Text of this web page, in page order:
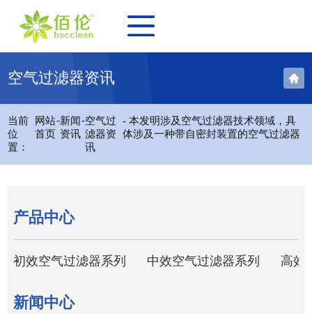
空气过滤器资讯
当前
位
置：
网站
首页
-新闻
资讯
-空气过
滤器资
讯
- 本发明涉及空气过滤器技术领域，具
体涉及一种带自密封装置的空气过滤器
产品中心
初效空气过滤器系列 中效空气过滤器系列 高效
新闻中心